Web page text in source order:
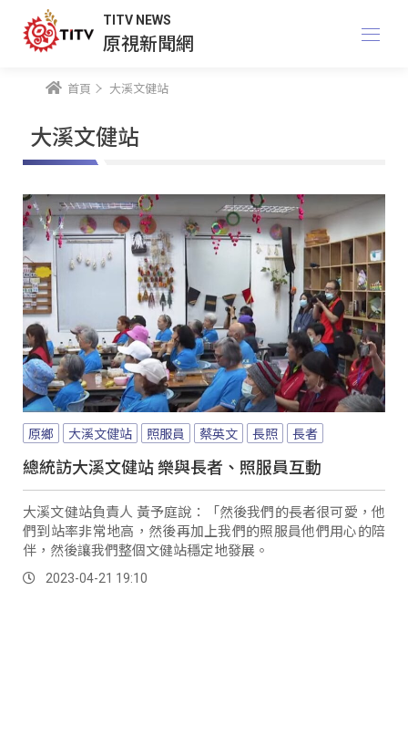
TITV NEWS
原視新聞網
首頁 大溪文健站
大溪文健站
原鄉 大溪文健站 照服員 蔡英文 長照 長者
總統訪大溪文健站 樂與長者、照服員互動
大溪文健站負責人 黃予庭說：「然後我們的長者很可愛，他
們到站率非常地高，然後再加上我們的照服員他們用心的陪
伴，然後讓我們整個文健站穩定地發展。
2023-04-21 19:10